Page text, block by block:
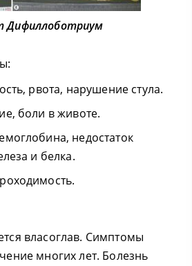
Дифиллоботриум
рвота, нарушение стула.
боли в животе.
недостаток
и белка.
власоглав. Симптомы
многих лет. Болезнь